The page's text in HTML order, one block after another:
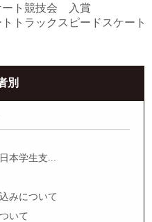
ート競技会 入賞
トラックスピードスケート
別
本学生支...
みについて
いて